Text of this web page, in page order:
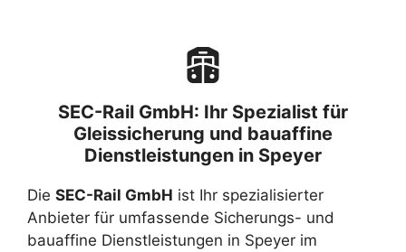
SEC-Rail GmbH: Ihr Spezialist für
Gleissicherung und bauaffine
Dienstleistungen in Speyer
Die SEC-Rail GmbH ist Ihr spezialisierter
Anbieter für umfassende Sicherungs- und
bauaffine Dienstleistungen in Speyer im